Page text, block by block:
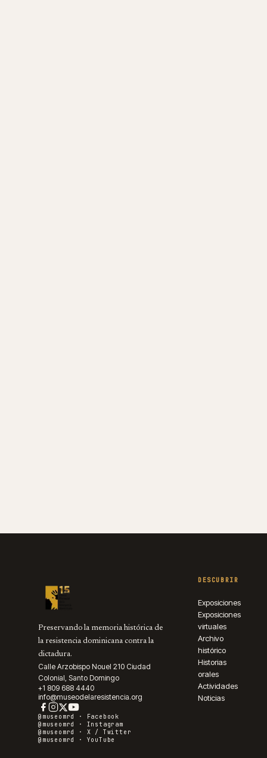
Preservando la memoria histórica de
la resistencia dominicana contra la
dictadura.
Calle Arzobispo Nouel 210 Ciudad
Colonial, Santo Domingo
+1 809 688 4440
info@museodelaresistencia.org
@museomrd ·
Facebook
@museomrd · Instagram
@museomrd · X / Twitter
@museomrd · YouTube
DESCUBRIR
Exposiciones
Exposiciones
virtuales
Archivo
histórico
Historias
orales
Actividades
Noticias